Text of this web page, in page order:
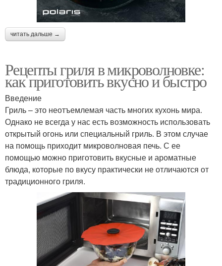
читать дальше →
Рецепты гриля в микроволновке:
как приготовить вкусно и быстро
Введение
Гриль – это неотъемлемая часть многих кухонь мира.
Однако не всегда у нас есть возможность использовать
открытый огонь или специальный гриль. В этом случае
на помощь приходит микроволновая печь. С ее
помощью можно приготовить вкусные и ароматные
блюда, которые по вкусу практически не отличаются от
традиционного гриля.